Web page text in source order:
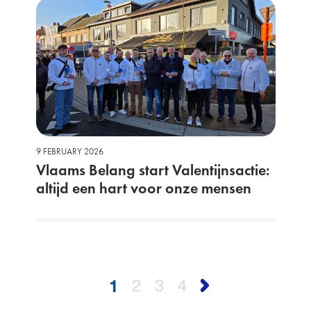
9 FEBRUARY 2026
Vlaams Belang start Valentijnsactie:
altijd een hart voor onze mensen
1 2 3 4